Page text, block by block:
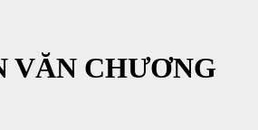
VĂN CHƯƠNG